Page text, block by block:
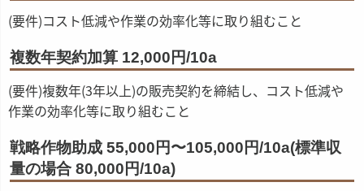
(要件)コスト低減や作業の効率化等に取り組むこと
複数年契約加算 12,000円/10a
(要件)複数年(3年以上)の販売契約を締結し、コスト低減や
作業の効率化等に取り組むこと
戦略作物助成 55,000円〜105,000円/10a(標準収
量の場合 80,000円/10a)